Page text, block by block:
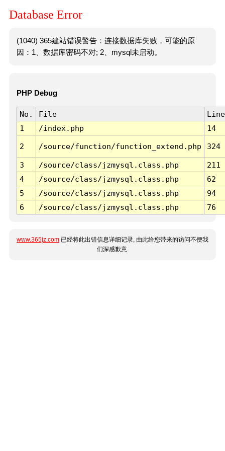
Database Error
(1040) 365建站错误警告：连接数据库失败，可能的原
因：1、数据库密码不对; 2、mysql未启动。
PHP Debug
No. File
Line
1
/index.php 14
2 /source/function/function_extend.php 324
3 /source/class/jzmysql.class.php
211
4
/source/class/jzmysql.class.php
62
5
/source/class/jzmysql.class.php
94
6
/source/class/jzmysql.class.php 76
www.365jz.com 已经将此出错信息详细记录, 由此给您带来的访问不便我
们深感歉意.